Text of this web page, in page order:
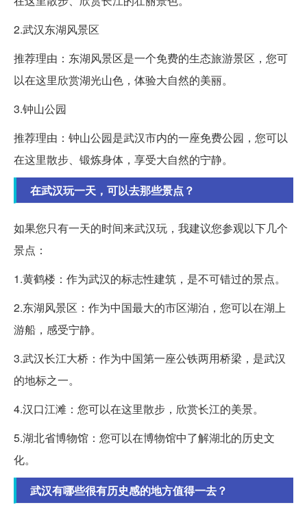
2.武汉东湖风景区
推荐理由：东湖风景区是一个免费的生态旅游景区，您可
以在这里欣赏湖光山色，体验大自然的美丽。
3.钟山公园
推荐理由：钟山公园是武汉市内的一座免费公园，您可以
在这里散步、锻炼身体，享受大自然的宁静。
在武汉玩一天，可以去那些景点？
如果您只有一天的时间来武汉玩，我建议您参观以下几个
景点：
1.黄鹤楼：作为武汉的标志性建筑，是不可错过的景点。
2.东湖风景区：作为中国最大的市区湖泊，您可以在湖上
游船，感受宁静。
3.武汉长江大桥：作为中国第一座公铁两用桥梁，是武汉
的地标之一。
4.汉口江滩：您可以在这里散步，欣赏长江的美景。
5.湖北省博物馆：您可以在博物馆中了解湖北的历史文
化。
武汉有哪些很有历史感的地方值得一去？